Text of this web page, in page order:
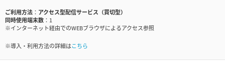
ご利用方法
アクセス型配信サービス（買切型）
同時使用端末数
1
※インターネット経由でのWEBブラウザによるアクセス参照
※導入・利用方法の詳細はこちら